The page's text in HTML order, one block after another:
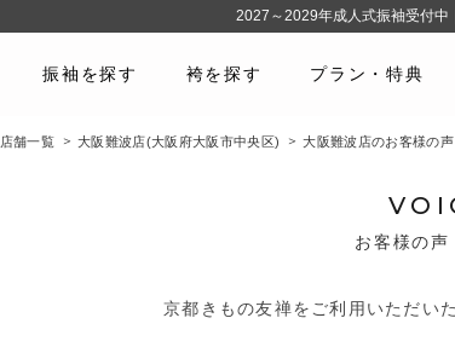
振袖を探す 袴を探す プラン・特典
店舗一覧 大阪難波店(大阪府大阪市中央区) 大阪難波店のお客様の声
お客様の声
京都きもの友禅をご利用いただい
2027～2029年成人式振袖受付中